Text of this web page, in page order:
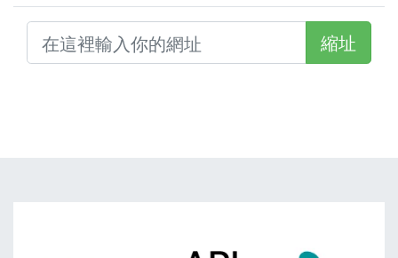
縮址